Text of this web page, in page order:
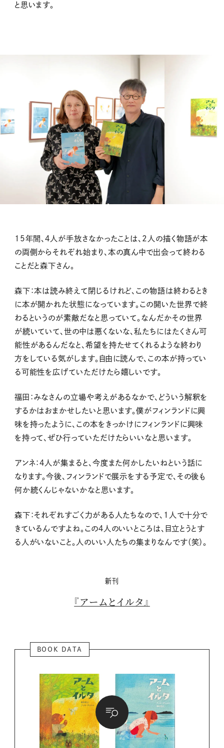
と思います。
15年間、４人が手放さなかったことは、2人の描く物語が本
の両側からそれぞれ始まり、本の真ん中で出会って終わる
ことだと森下さん。
森下：本は読み終えて閉じるけれど、この物語は終わるとき
に本が開かれた状態になっています。この開いた世界で終
わるというのが素敵だなと思っていて。なんだかその世界
が続いていて、世の中は悪くないな、私たちにはたくさん可
能性があるんだなと、希望を持たせてくれるような終わり
方をしている気がします。自由に読んで、この本が持ってい
る可能性を広げていただけたら嬉しいです。
福田：みなさんの立場や考えがあるなかで、どういう解釈を
するかはおまかせしたいと思います。僕がフィンランドに興
味を持ったように、この本をきっかけにフィンランドに興味
を持って、ぜひ行っていただけたらいいなと思います。
アンネ：４人が集まると、今度また何かしたいねという話に
なります。今後、フィンランドで展示をする予定で、その後も
何か続くんじゃないかなと思います。
森下：それぞれすごく力がある人たちなので、1人で十分で
きているんですよね。この４人のいいところは、目立とうとす
る人がいないこと。人のいい人たちの集まりなんです（笑）。
新刊
『アームとイルタ』
BOOK DATA